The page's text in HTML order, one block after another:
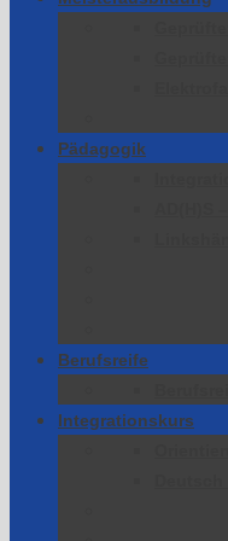
Pädagogik
Berufsreife
Integrationskurs